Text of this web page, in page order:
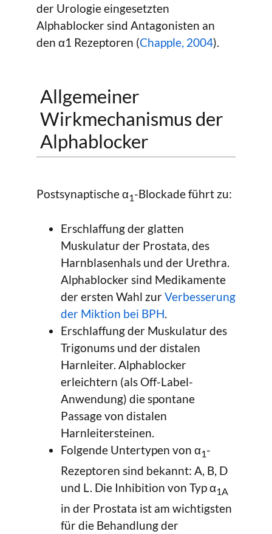
der Urologie eingesetzten
Alphablocker sind Antagonisten an
den α1 Rezeptoren (Chapple, 2004).
Allgemeiner
Wirkmechanismus der
Alphablocker
Postsynaptische α1-Blockade führt zu:
Erschlaffung der glatten
Muskulatur der Prostata, des
Harnblasenhals und der Urethra.
Alphablocker sind Medikamente
der ersten Wahl zurVerbesserung
der Miktion bei BPH.
Erschlaffung der Muskulatur des
Trigonums und der distalen
Harnleiter. Alphablocker
erleichtern (als Off-Label-
Anwendung) die spontane
Passage von distalen
Harnleitersteinen.
Folgende Untertypen von α1-
Rezeptoren sind bekannt: A, B, D
und L. Die Inhibition von Typ α1A
in der Prostata ist am wichtigsten
für die Behandlung der